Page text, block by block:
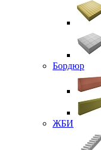
Бордюр
ЖБИ